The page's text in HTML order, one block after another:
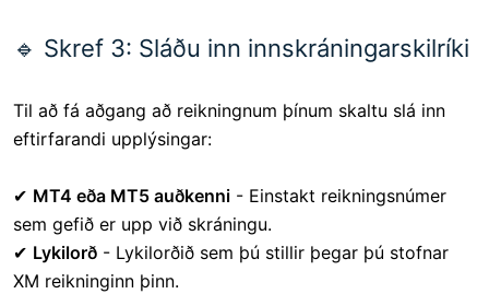
🔹 Skref 3: Sláðu inn innskráningarskilríki
Til að fá aðgang að reikningnum þínum skaltu slá inn
eftirfarandi upplýsingar:
✔ MT4 eða MT5 auðkenni - Einstakt reikningsnúmer
sem gefið er upp við skráningu.
✔ Lykilorð - Lykilorðið sem þú stillir þegar þú stofnar
XM reikninginn þinn.